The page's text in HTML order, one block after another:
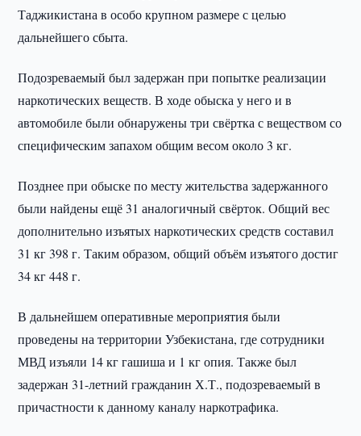
Таджикистана в особо крупном размере с целью
дальнейшего сбыта.
Подозреваемый был задержан при попытке реализации
наркотических веществ. В ходе обыска у него и в
автомобиле были обнаружены три свёртка с веществом со
специфическим запахом общим весом около 3 кг.
Позднее при обыске по месту жительства задержанного
были найдены ещё 31 аналогичный свёрток. Общий вес
дополнительно изъятых наркотических средств составил
31 кг 398 г. Таким образом, общий объём изъятого достиг
34 кг 448 г.
В дальнейшем оперативные мероприятия были
проведены на территории Узбекистана, где сотрудники
МВД изъяли 14 кг гашиша и 1 кг опия. Также был
задержан 31-летний гражданин Х.Т., подозреваемый в
причастности к данному каналу наркотрафика.